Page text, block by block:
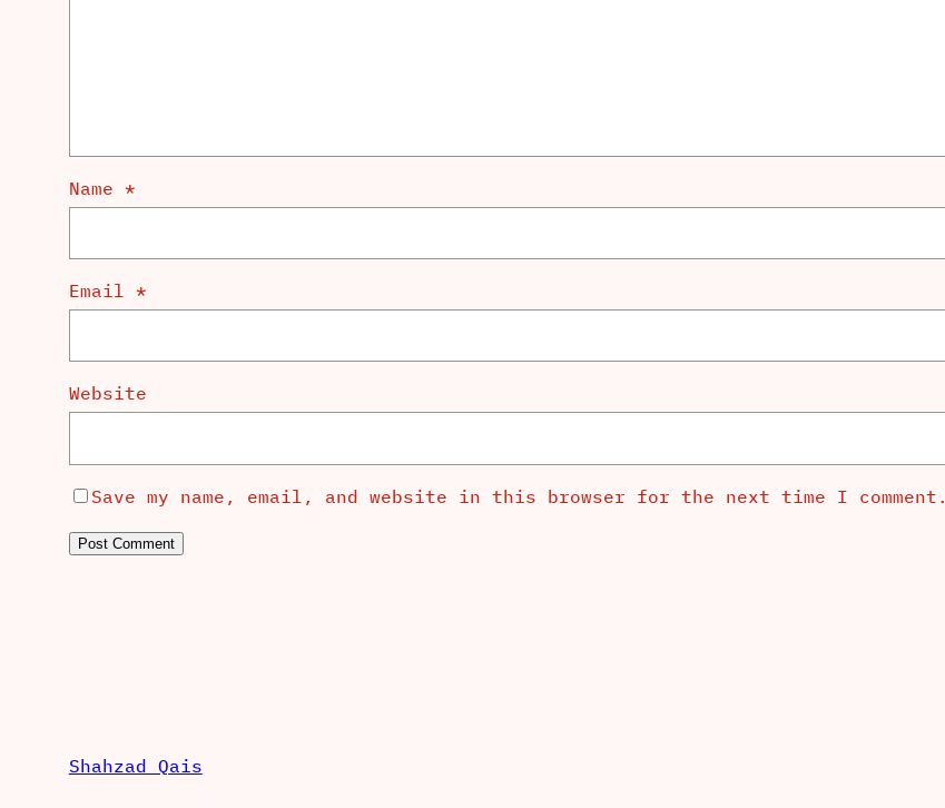
Name *
Email *
Website
Save my name, email, and website in this browser for the next time I comment.
Shahzad Qais